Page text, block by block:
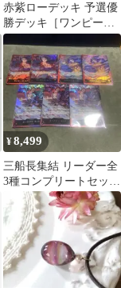
赤紫ローデッキ 予選優
勝デッキ［ワンピース
カードゲーム］
¥8,499
三船長集結 リーダー全
3種コンプリートセット
ワンピースカード赤